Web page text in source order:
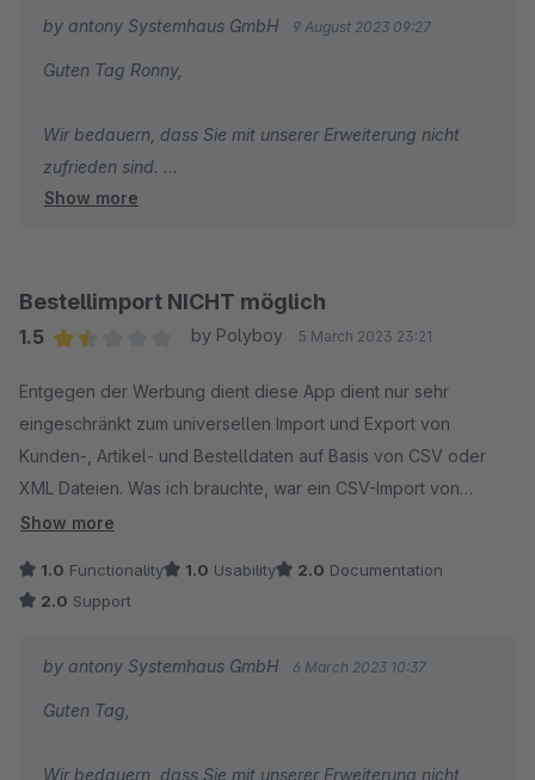
by antony Systemhaus GmbH 9 August 2023 09:27
Guten Tag Ronny,
Wir bedauern, dass Sie mit unserer Erweiterung nicht
zufrieden sind.
Können Sie uns bitte weitere Informationen geben, bei
Sie nutzen? Wir sehen uns das Problem gerne an, um die
Ursache schnellstmöglich zu beheben.
Vielen Dank und viele Grüße,
Viktoria Bobel
antony-IT
Show more
Bestellimport NICHT möglich
1.5
by Polyboy 5 March 2023 23:21
Entgegen der Werbung dient diese App dient nur sehr
eingeschränkt zum universellen Import und Export von
Kunden-, Artikel- und Bestelldaten auf Basis von CSV oder
XML Dateien. Was ich brauchte, war ein CSV-Import von
Bestellungen, das ist mit dem "Universal Importer" NICHT
Show more
1.0 Functionality 1.0 Usability 2.0 Documentation
2.0 Support
by antony Systemhaus GmbH 6 March 2023 10:37
Guten Tag,
Wir bedauern, dass Sie mit unserer Erweiterung nicht